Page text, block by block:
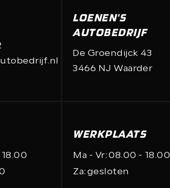
LOENEN'S
AUTOBEDRIJF
De Groendijck 43
3466 NJ Waarder
WERKPLAATS
Ma - Vr: 08.00 - 18.00
Za: gesloten